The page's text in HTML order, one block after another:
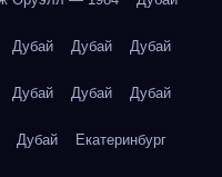
Дубай Дубай Дубай
Дубай Дубай Дубай
Дубай Екатеринбург